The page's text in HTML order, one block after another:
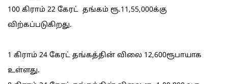
100 கிராம் 22 கேரட் தங்கம் ரூ.11,55,000க்கு
விற்கப்படுகிறது.
1 கிராம் 24 கேரட் தங்கத்தின் விலை 12,600ரூபாயாக
உள்ளது.